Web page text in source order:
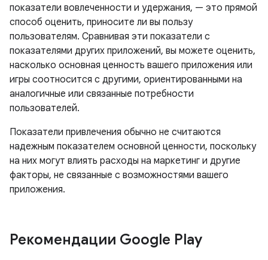
показатели вовлеченности и удержания, — это прямой
способ оценить, приносите ли вы пользу
пользователям. Сравнивая эти показатели с
показателями других приложений, вы можете оценить,
насколько основная ценность вашего приложения или
игры соотносится с другими, ориентированными на
аналогичные или связанные потребности
пользователей.
Показатели привлечения обычно не считаются
надежным показателем основной ценности, поскольку
на них могут влиять расходы на маркетинг и другие
факторы, не связанные с возможностями вашего
приложения.
Рекомендации Google Play